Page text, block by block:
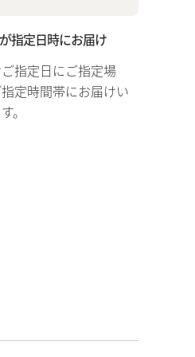
指定日時にお届け
指定日にご指定場
定時間帯にお届けい
。